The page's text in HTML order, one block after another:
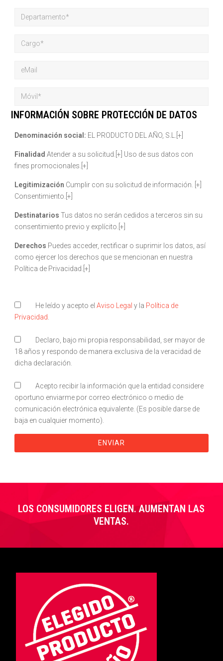
INFORMACIÓN SOBRE PROTECCIÓN DE DATOS
Denominación social: EL PRODUCTO DEL AÑO, S.L.[+]
Finalidad Atender a su solicitud.[+] Uso de sus datos con
fines promocionales.[+]
Legitimización Cumplir con su solicitud de información. [+]
Consentimiento.[+]
Destinatarios Tus datos no serán cedidos a terceros sin su
consentimiento previo y explícito.[+]
Derechos Puedes acceder, rectificar o suprimir los datos, así
como ejercer los derechos que se mencionan en nuestra
Política de Privacidad.[+]
He leído y acepto elAviso Legal y la Política de
Privacidad
Declaro, bajo mi propia responsabilidad, ser mayor de
18 años y respondo de manera exclusiva de la veracidad de
dicha declaración.
Acepto recibir la información que la entidad considere
oportuno enviarme por correo electrónico o medio de
comunicación electrónica equivalente. (Es posible darse de
baja en cualquier momento).
LOS CONSUMIDORES ELIGEN. AUMENTAN LAS
VENTAS.